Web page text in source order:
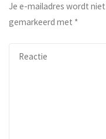
Je e-mailadres wordt
gemarkeerd met *